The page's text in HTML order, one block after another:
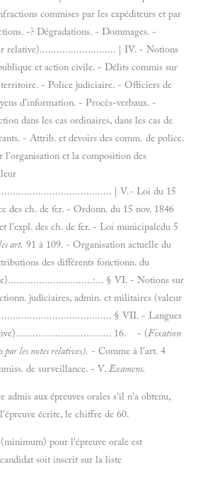
commises par les expéditeurs et par
-? Dégradations. - Dommages. -
relative)........................... | IV. - Notions
et action civile. - Délits commis sur
- Police judiciaire. - Officiers de
d'information. - Procès-verbaux. -
dans les cas ordinaires, dans les cas de
- Attrib. et devoirs des comm. de police.
l'organisation et la composition des
| V.- Loi du 15
des ch. de fer. - Ordonn. du 15 nov. 1846
l'expl. des ch. de fer. - Loi municipaledu 5
art. 91 à 109. - Organisation actuelle du
des différents fonctionn. du
§ VI. - Notions sur
judiciaires, admin. et militaires (valeur
§ VII. - Langues
16. - (Fixation
par les notes relatives). - Comme à l'art. 4
de surveillance. - V. Examens.
aux épreuves orales s'il n'a obtenu,
écrite, le chiffre de 60.
pour l'épreuve orale est
soit inscrit sur la liste